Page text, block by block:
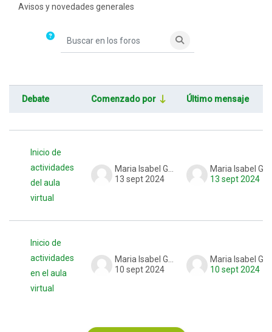
Avisos y novedades generales
Buscar en los foros
Buscar en los foros
Debate Comenzado por Último mensaje
Inicio de
actividades
del aula
virtual
13 sept 2024
13 sept 2024
Inicio de
actividades
en el aula
virtual
10 sept 2024
10 sept 2024